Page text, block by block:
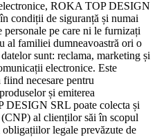
ROKA TOP DESIGN
condiții de siguranță și numai
pe care ni le furnizați
al familiei dumneavoastră ori o
sunt: reclama, marketing și
electronice. Este
fiind necesare pentru
și emiterea
DESIGN SRL poate colecta și
al clienților săi în scopul
legale prevăzute de